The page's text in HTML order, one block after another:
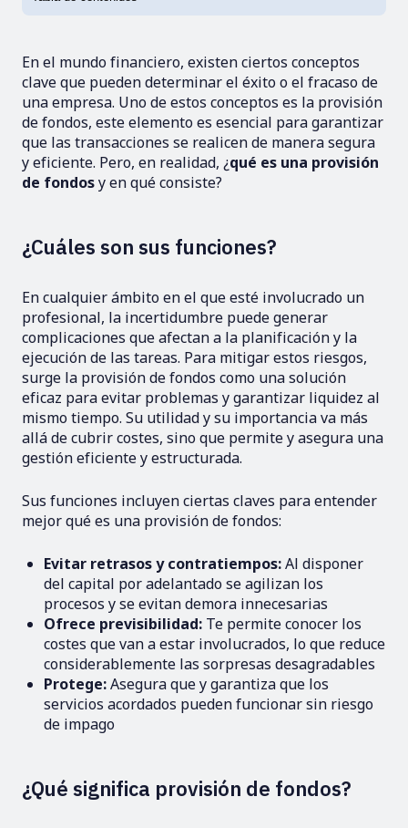
En el mundo financiero, existen ciertos conceptos
clave que pueden determinar el éxito o el fracaso de
una empresa. Uno de estos conceptos es la provisión
de fondos, este elemento es esencial para garantizar
que las transacciones se realicen de manera segura
y eficiente. Pero, en realidad, ¿qué es una provisión
de fondosy en qué consiste?
¿Cuáles son sus funciones?
En cualquier ámbito en el que esté involucrado un
profesional, la incertidumbre puede generar
complicaciones que afectan a la planificación y la
ejecución de las tareas. Para mitigar estos riesgos,
surge la provisión de fondos como una solución
eficaz para evitar problemas y garantizar liquidez al
mismo tiempo. Su utilidad y su importancia va más
allá de cubrir costes, sino que permite y asegura una
gestión eficiente y estructurada.
Sus funciones incluyen ciertas claves para entender
mejor qué es una provisión de fondos:
Evitar retrasos y contratiempos:Al disponer
del capital por adelantado se agilizan los
procesos y se evitan demora innecesarias
Ofrece previsibilidad: Te permite conocer los
costes que van a estar involucrados, lo que reduce
considerablemente las sorpresas desagradables
Protege:Asegura que y garantiza que los
servicios acordados pueden funcionar sin riesgo
de impago
¿Qué significa provisión de fondos?